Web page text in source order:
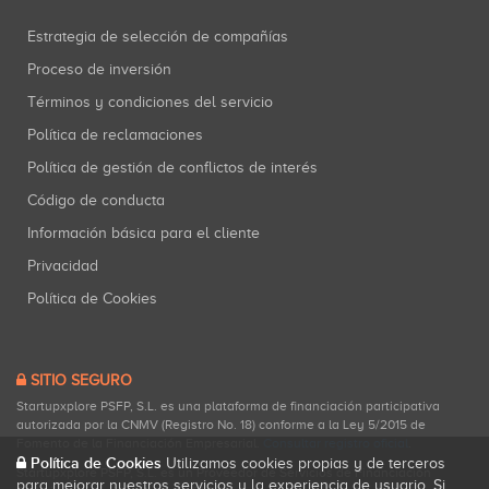
Estrategia de selección de compañías
Proceso de inversión
Términos y condiciones del servicio
Política de reclamaciones
Política de gestión de conflictos de interés
Código de conducta
Información básica para el cliente
Privacidad
Política de Cookies
SITIO SEGURO
Startupxplore PSFP, S.L. es una plataforma de financiación participativa
autorizada por la CNMV (Registro No. 18) conforme a la Ley 5/2015 de
Startupxplore PSFP, S.L. es un Proveedor de Servicios de Financiación
Política de Cookies Utilizamos cookies propias y de terceros
para mejorar nuestros servicios y la experiencia de usuario. Si